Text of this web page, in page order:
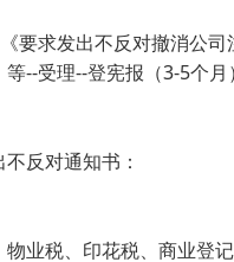
要求发出不反对撤消公
--受理--登宪报（3-5个
反对通知书：
业税、印花税、商业登